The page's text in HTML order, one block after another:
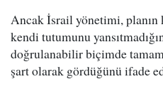
Ancak İsrail yönetimi, planın
kendi tutumunu
doğrulanabilir biçimde
şart olarak gördüğünü ifade